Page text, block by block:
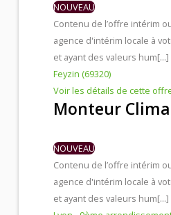
NOUVEAU
Contenu de l’offre intérim
agence d'intérim locale à
et ayant des valeurs hum[...]
Feyzin (69320)
Voir les détails de cette
Monteur
NOUVEAU
Contenu de l’offre intérim
agence d'intérim locale à
et ayant des valeurs hum[...]